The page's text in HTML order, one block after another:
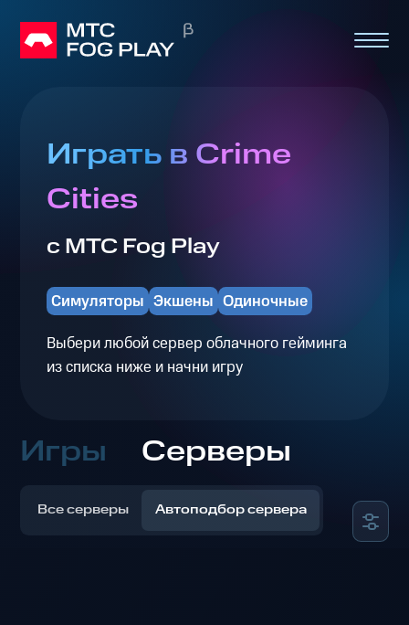
Играть в Crime
Cities
с МТС Fog Play
Симуляторы Экшены Одиночные
Выбери любой сервер облачного гейминга
из списка ниже и начни игру
Игры Серверы
Все серверы Автоподбор сервера